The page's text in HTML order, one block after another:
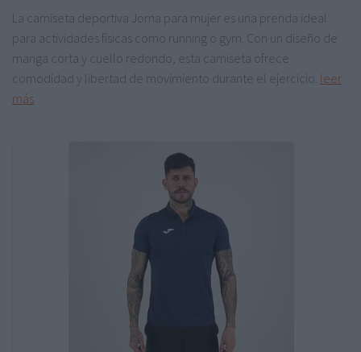
La camiseta deportiva Joma para mujer es una prenda ideal
para actividades físicas como running o gym. Con un diseño de
manga corta y cuello redondo, esta camiseta ofrece
comodidad y libertad de movimiento durante el ejercicio. leer
más